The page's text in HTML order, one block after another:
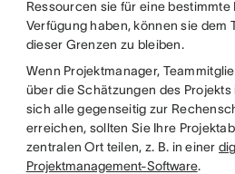
Ressourcen sie für eine bestimmte
Verfügung haben, können sie dem
dieser Grenzen zu bleiben.
Wenn Projektmanager,
über die Schätzungen des
sich alle gegenseitig zur
erreichen, sollten Sie Ihre
zentralen Ort teilen, z. B. in einer
Projektmanagement-Software.